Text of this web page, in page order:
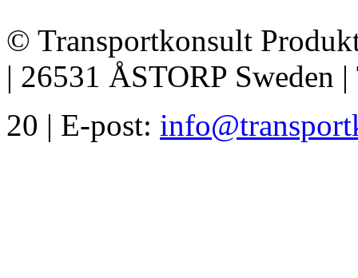
© Transportkonsult
| 26531 ÅSTORP Sweden
20 | E-post: